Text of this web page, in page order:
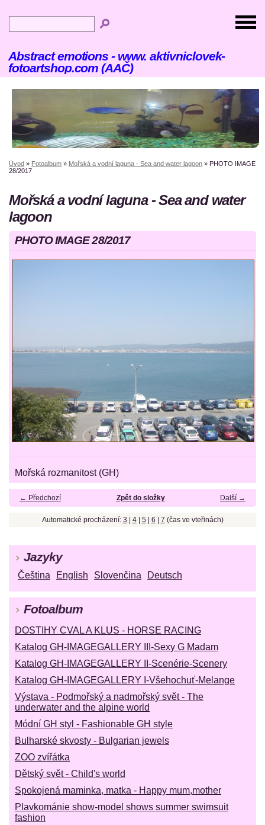
Abstract emotions - www. aktivniclovek-
fotoartshop.com (AAČ)
Úvod » Fotoalbum » Mořská a vodní laguna - Sea and water lagoon » PHOTO IMAGE
28/2017
Mořská a vodní laguna - Sea and water
lagoon
PHOTO IMAGE 28/2017
Mořská rozmanitost (GH)
← Předchozí Další →
Zpět do složky
Automatické procházení: 3 4| 5| 6 7 (čas ve vteřinách)
Jazyky
Čeština English Slovenčina Deutsch
Fotoalbum
DOSTIHY CVAL A KLUS - HORSE RACING
Katalog GH-IMAGEGALLERY III-Sexy G Madam
Katalog GH-IMAGEGALLERY II-Scenérie-Scenery
Katalog GH-IMAGEGALLERY I-Všehochuť-Melange
Výstava - Podmořský a nadmořský svět - The
underwater and the alpine world
Módní GH styl - Fashionable GH style
Bulharské skvosty - Bulgarian jewels
ZOO zvířátka
Dětský svět - Child's world
Spokojená maminka, matka - Happy mum,mother
Plavkománie show-model shows summer swimsuit
fashion